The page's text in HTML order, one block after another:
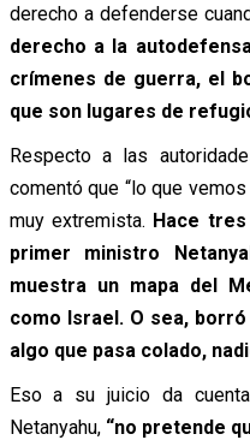
derecho a defenderse
derecho a la
crímenes de guerra, el
que son lugares de
Respecto a las
comentó que “lo que
muy extremista. Hace
primer ministro
muestra un mapa del
como Israel. O sea,
algo que pasa colado,
Eso a su juicio da
Netanyahu, “no pretende